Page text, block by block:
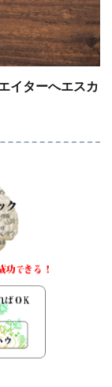
イターへエスカ